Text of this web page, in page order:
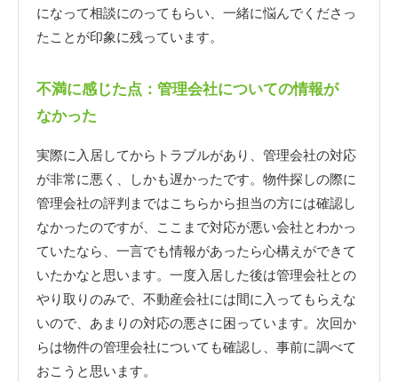
になって相談にのってもらい、一緒に悩んでくださっ
たことが印象に残っています。
不満に感じた点：管理会社についての情報が
なかった
実際に入居してからトラブルがあり、管理会社の対応
が非常に悪く、しかも遅かったです。物件探しの際に
管理会社の評判まではこちらから担当の方には確認し
なかったのですが、ここまで対応が悪い会社とわかっ
ていたなら、一言でも情報があったら心構えができて
いたかなと思います。一度入居した後は管理会社との
やり取りのみで、不動産会社には間に入ってもらえな
いので、あまりの対応の悪さに困っています。次回か
らは物件の管理会社についても確認し、事前に調べて
おこうと思います。